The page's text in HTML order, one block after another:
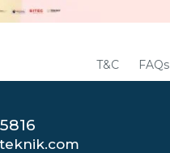
T&C FAQs